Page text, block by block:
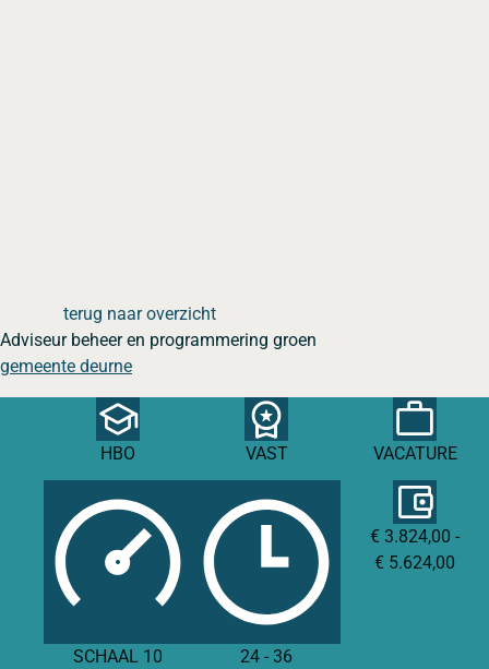
terug naar overzicht
Adviseur beheer en programmering groen
gemeente deurne
HBO VAST VACATURE
SCHAAL 10 24 - 36
€ 3.824,00 -
€ 5.624,00